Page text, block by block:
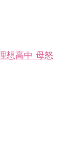
想高中 母怒